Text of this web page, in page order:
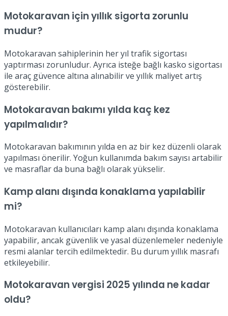
Motokaravan için yıllık sigorta zorunlu
mudur?
Motokaravan sahiplerinin her yıl trafik sigortası
yaptırması zorunludur. Ayrıca isteğe bağlı kasko sigortası
ile araç güvence altına alınabilir ve yıllık maliyet artış
gösterebilir.
Motokaravan bakımı yılda kaç kez
yapılmalıdır?
Motokaravan bakımının yılda en az bir kez düzenli olarak
yapılması önerilir. Yoğun kullanımda bakım sayısı artabilir
ve masraflar da buna bağlı olarak yükselir.
Kamp alanı dışında konaklama yapılabilir
mi?
Motokaravan kullanıcıları kamp alanı dışında konaklama
yapabilir, ancak güvenlik ve yasal düzenlemeler nedeniyle
resmi alanlar tercih edilmektedir. Bu durum yıllık masrafı
etkileyebilir.
Motokaravan vergisi 2025 yılında ne kadar
oldu?